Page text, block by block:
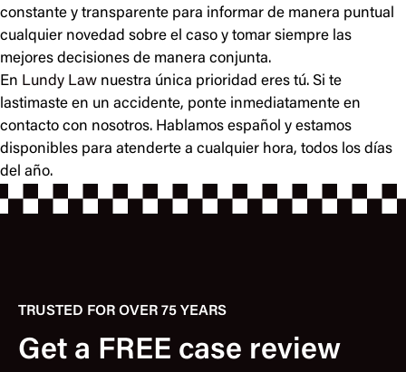
constante y transparente para informar de manera puntual
cualquier novedad sobre el caso y tomar siempre las
mejores decisiones de manera conjunta.
En Lundy Law nuestra única prioridad eres tú. Si te
lastimaste en un accidente, ponte inmediatamente en
contacto con nosotros. Hablamos español y estamos
disponibles para atenderte a cualquier hora, todos los días
del año.
TRUSTED FOR OVER 75 YEARS
Get a FREE case review